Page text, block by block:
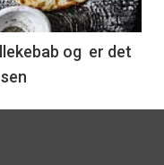
og er det